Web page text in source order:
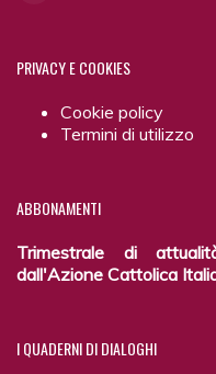
PRIVACYE COOKIES
Cookie policy
Termini di utilizzo
ABBONAMENTI
Trimestrale di
dall'Azione Cattolica
IQUADERNI DI DIALOGHI